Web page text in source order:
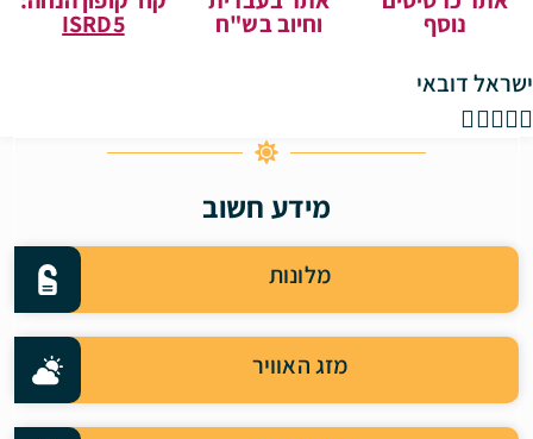
נוסף וחיוב בש"ח
ISRD5
ישראל דובאי

מידע חשוב
מלונות
מזג האוויר